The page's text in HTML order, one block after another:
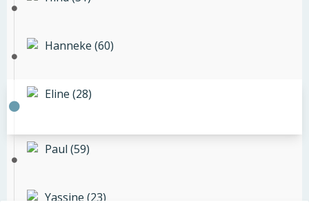
Hanneke (60)
Eline (28)
Paul (59)
Yassine (23)